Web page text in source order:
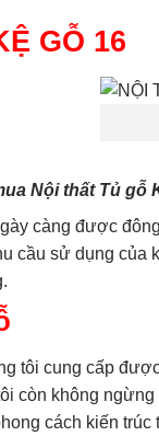
GỖ 16
Nội thất Tủ gỗ
càng được
cầu sử dụng của
tôi cung cấp
còn không
cách kiến